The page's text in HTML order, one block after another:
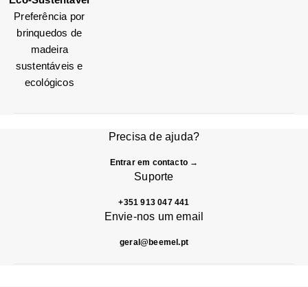
Preferência por
brinquedos de
madeira
sustentáveis e
ecológicos
Precisa de ajuda?
Entrar em contacto →
Suporte
+351 913 047 441
Envie-nos um email
geral@beemel.pt